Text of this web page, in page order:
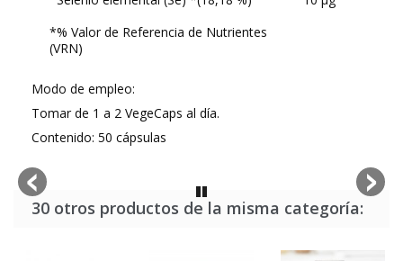
*% Valor de Referencia de Nutrientes
(VRN)
Modo de empleo:
Tomar de 1 a 2 VegeCaps al día.
Contenido: 50 cápsulas
30 otros productos de la misma categoría: